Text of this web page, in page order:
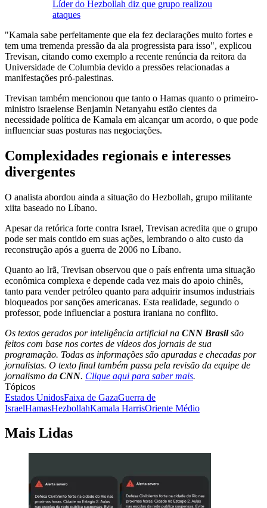
Líder do Hezbollah diz que grupo realizou
ataques
"Kamala sabe perfeitamente que ela fez declarações muito fortes e
tem uma tremenda pressão da ala progressista para isso", explicou
Trevisan, citando como exemplo a recente renúncia da reitora da
Universidade de Columbia devido a pressões relacionadas a
manifestações pró-palestinas.
Trevisan também mencionou que tanto o Hamas quanto o primeiro-
ministro israelense Benjamin Netanyahu estão cientes da
necessidade política de Kamala em alcançar um acordo, o que pode
influenciar suas posturas nas negociações.
Complexidades regionais e interesses
divergentes
O analista abordou ainda a situação do Hezbollah, grupo militante
xiita baseado no Líbano.
Apesar da retórica forte contra Israel, Trevisan acredita que o grupo
pode ser mais contido em suas ações, lembrando o alto custo da
reconstrução após a guerra de 2006 no Líbano.
Quanto ao Irã, Trevisan observou que o país enfrenta uma situação
econômica complexa e depende cada vez mais do apoio chinês,
tanto para vender petróleo quanto para adquirir insumos industriais
bloqueados por sanções americanas. Esta realidade, segundo o
professor, pode influenciar a postura iraniana no conflito.
Os textos gerados por inteligência artificial na CNN Brasilsão
feitos com base nos cortes de vídeos dos jornais de sua
programação. Todas as informações são apuradas e checadas por
jornalistas. O texto final também passa pela revisão da equipe de
jornalismo da CNN. Clique aqui para saber mais.
Tópicos
Estados UnidosFaixa de GazaGuerra de
IsraelHamasHezbollahKamala HarrisOriente Médio
Mais Lidas